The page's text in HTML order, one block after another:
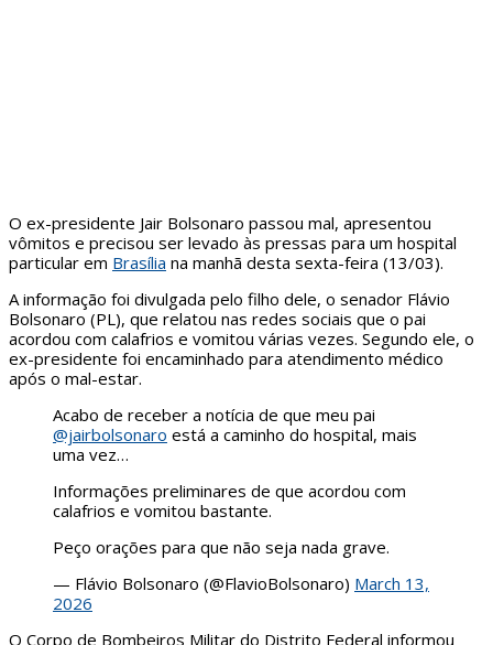
O ex-presidente Jair Bolsonaro passou mal, apresentou
vômitos e precisou ser levado às pressas para um hospital
particular em Brasília na manhã desta sexta-feira (13/03).
A informação foi divulgada pelo filho dele, o senador Flávio
Bolsonaro (PL), que relatou nas redes sociais que o pai
acordou com calafrios e vomitou várias vezes. Segundo ele, o
ex-presidente foi encaminhado para atendimento médico
após o mal-estar.
Acabo de receber a notícia de que meu pai
@jairbolsonaro está a caminho do hospital, mais
uma vez…
Informações preliminares de que acordou com
calafrios e vomitou bastante.
Peço orações para que não seja nada grave.
— Flávio Bolsonaro (@FlavioBolsonaro) March 13,
2026
O Corpo de Bombeiros Militar do Distrito Federal informou